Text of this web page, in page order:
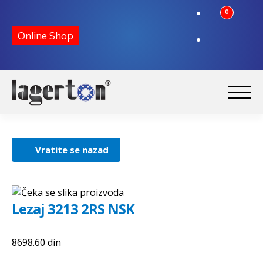
Online Shop
0
Početna
O nama
Kontakt
Vratite se nazad
Lezaj 3213 2RS NSK
8698.60 din